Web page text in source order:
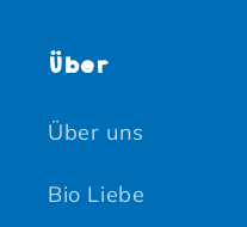
Über
Über uns
Bio Liebe